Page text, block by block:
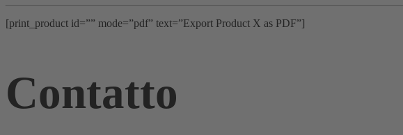
[print_product id=”” mode=”pdf” text=”Export Product X as PDF”]
Contatto